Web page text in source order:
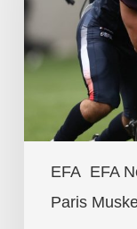
EFA EFA
Paris
Ravens